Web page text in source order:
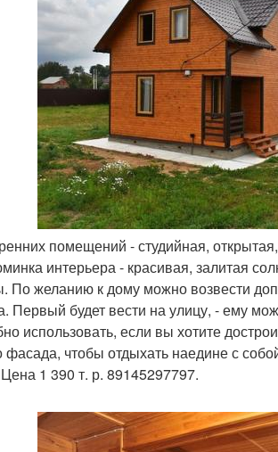
помещений - студийная,
интерьера - красивая, залитая
По желанию к дому можно возвести
Первый будет вести на улицу, - ему
использовать, если вы хотите
фасада, чтобы отдыхать наедине с
1 390 т. р. 89145297797.